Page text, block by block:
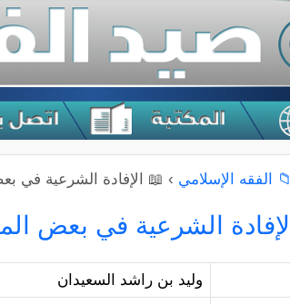
📁 الفقه الإسلامي › 📖 الإفادة الشرعية في
الإفادة الشرعية في بعض
وليد بن راشد السعيدان